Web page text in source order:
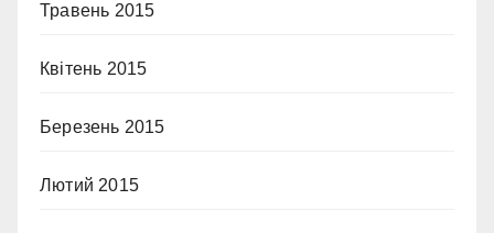
Травень 2015
Квітень 2015
Березень 2015
Лютий 2015